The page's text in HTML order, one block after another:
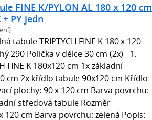
FINE K/PYLON AL 180 x 120 cm
+ PY jedn
tabule TRIPTYCH FINE K 180 x 120
290 Polička v délce 30 cm (2x) 1.
FINE K 180x120 cm 1x základní
cm 2x křídlo tabule 90x120 cm Křídlo
plochy: 90 x 120 cm Barva povrchu:
středová tabule Rozměr
120 cm Barva povrchu: zelená Popis: